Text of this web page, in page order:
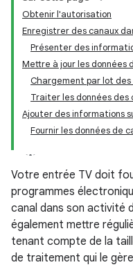
Obtenir l'autorisation
Enregistrer des canaux
Présenter des
Mettre à jour les données
Chargement par lot des
Traiter les données des
Ajouter des informations
Fournir les données de
Votre entrée TV doit
programmes
canal dans son activité
également mettre
tenant compte de la
de traitement qui le